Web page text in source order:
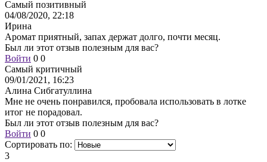
Самый позитивный
04/08/2020, 22:18
Ирина
Аромат приятный, запах держат долго, почти месяц.
Был ли этот отзыв полезным для вас?
Войти 0 0
Самый критичный
09/01/2021, 16:23
Алина Сибгатуллина
Мне не очень понравился, пробовала использовать в лотке
итог не порадовал.
Был ли этот отзыв полезным для вас?
Войти 0 0
Сортировать по:
3